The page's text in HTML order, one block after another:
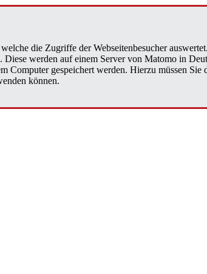
die Zugriffe der Webseitenbesucher
werden auf einem Server von Matomo in
gespeichert werden. Hierzu müssen
können.